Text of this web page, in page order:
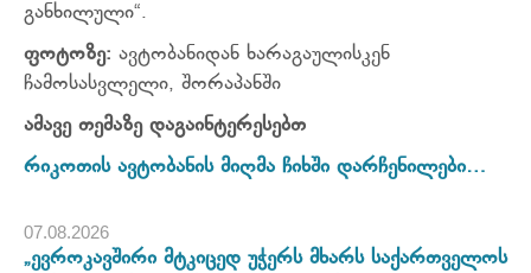
განხილული“.
ფოტოზე: ავტობანიდან ხარაგაულისკენ
ჩამოსასვლელი, შორაპანში
ამავე თემაზე დაგაინტერესებთ
რიკოთის ავტობანის მიღმა ჩიხში დარჩენილები…
07.08.2026
„ევროკავშირი მტკიცედ უჭერს მხარს საქართველოს